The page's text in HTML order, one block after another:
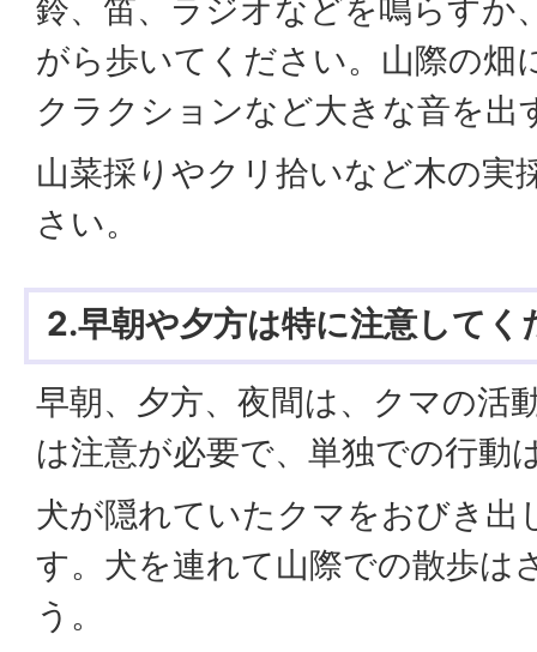
鈴、笛、ラジオなどを鳴らすか
がら歩いてください。山際の畑
クラクションなど大きな音を出
山菜採りやクリ拾いなど木の実
さい。
2.早朝や夕方は特に注意してく
早朝、夕方、夜間は、クマの活
は注意が必要で、単独での行動
犬が隠れていたクマをおびき出
す。犬を連れて山際での散歩は
う。